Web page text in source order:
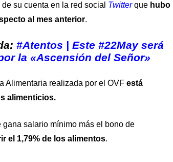
su cuenta en la red social Twitterque hubo
al mes anterior.
#Atentos | Este #22May será
la «Ascensión del Señor»
Alimentaria realizada por el OVF está
alimenticios.
salario mínimo más el bono de
el 1,79% de los alimentos.